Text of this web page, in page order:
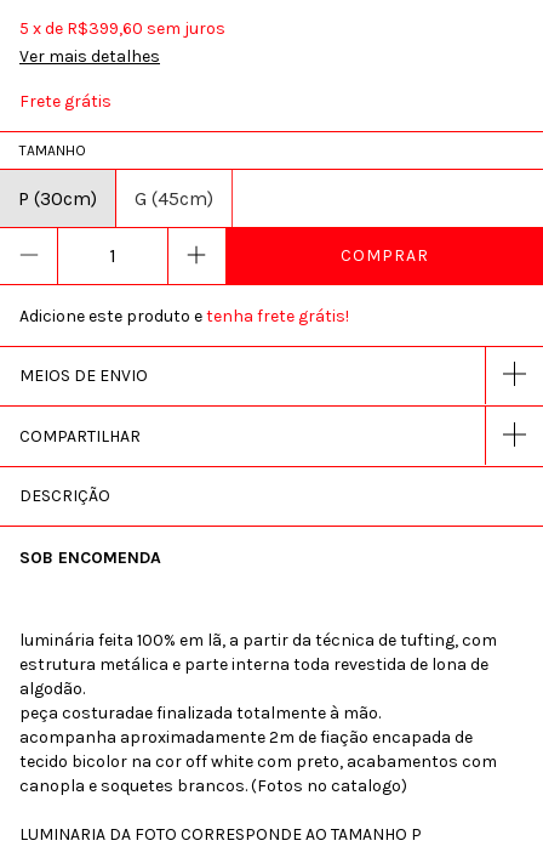
5 xde R$399,60 sem juros
Ver mais detalhes
Frete grátis
TAMANHO
P (30cm) G (45cm)
Adicione este produto etenha frete grátis!
MEIOS DE ENVIO
COMPARTILHAR
DESCRIÇÃO
SOB ENCOMENDA
luminária feita 100% em lã, a partir da técnica de tufting, com
estrutura metálica e parte interna toda revestida de lona de
algodão.
peça costuradae finalizada totalmente à mão.
acompanha aproximadamente 2m de fiação encapada de
tecido bicolor na cor off white com preto, acabamentos com
canopla e soquetes brancos. (Fotos no catalogo)
LUMINARIA DA FOTO CORRESPONDE AO TAMANHO P